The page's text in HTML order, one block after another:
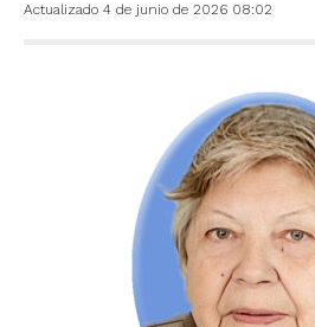
Actualizado 4 de junio de 2026 08:02